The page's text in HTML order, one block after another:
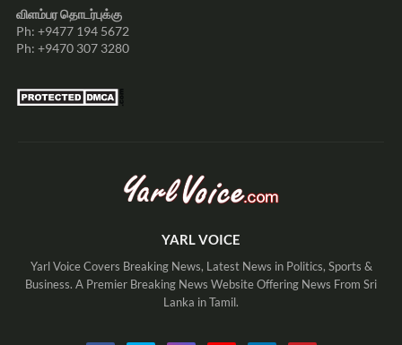
விளம்பர தொடர்புக்கு
Ph: +9477 194 5672
Ph: +9470 307 3280
YARL VOICE
Yarl Voice Covers Breaking News, Latest News in Politics, Sports &
Business. A Premier Breaking News Website Offering News From Sri
Lanka in Tamil.